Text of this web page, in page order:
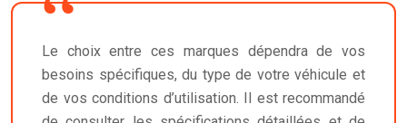
Le choix entre ces marques dépendra de vos
besoins spécifiques, du type de votre véhicule et
de vos conditions d’utilisation. Il est recommandé